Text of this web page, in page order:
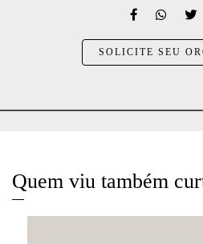
SOLICITE SEU
Quem viu também